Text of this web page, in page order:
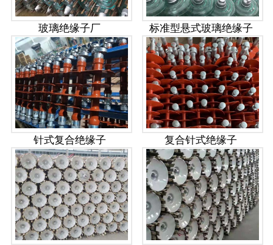
玻璃绝缘子厂 标准型悬式玻璃绝缘子
针式复合绝缘子 复合针式绝缘子